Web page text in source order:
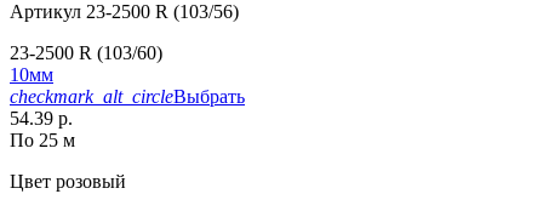
Артикул 23-2500 R (103/56)
23-2500 R (103/60)
10мм
checkmark_alt_circleВыбрать
54.39 р.
По 25 м
Цвет розовый